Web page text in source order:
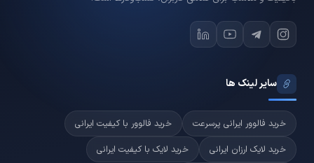
سایر لینک ها
خرید فالوور ایرانی پرسرعت
خرید فالوور با کیفیت ایرانی
خرید لایک ارزان ایرانی
خرید لایک با کیفیت ایرانی